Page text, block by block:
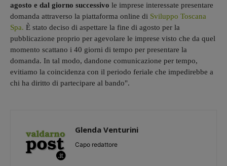
agosto e dal giorno successivo le imprese interessate presentare
domanda attraverso la piattaforma online di Sviluppo Toscana
Spa. È stato deciso di aspettare la fine di agosto per la
pubblicazione proprio per agevolare le imprese visto che da quel
momento scattano i 40 giorni di tempo per presentare la
domanda. In tal modo, dandone comunicazione per tempo,
evitiamo la coincidenza con il periodo feriale che impedirebbe a
chi ha diritto di partecipare al bando".
Glenda Venturini
Capo redattore